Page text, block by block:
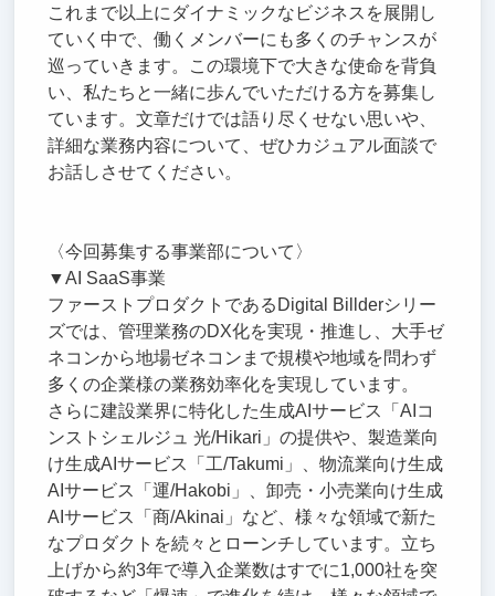
これまで以上にダイナミックなビジネスを展開し
ていく中で、働くメンバーにも多くのチャンスが
巡っていきます。この環境下で大きな使命を背負
い、私たちと一緒に歩んでいただける方を募集し
ています。文章だけでは語り尽くせない思いや、
詳細な業務内容について、ぜひカジュアル面談で
お話しさせてください。
〈今回募集する事業部について〉
▼AI SaaS事業
ファーストプロダクトであるDigital Billderシリー
ズでは、管理業務のDX化を実現・推進し、大手ゼ
ネコンから地場ゼネコンまで規模や地域を問わず
多くの企業様の業務効率化を実現しています。
さらに建設業界に特化した生成AIサービス「AIコ
ンストシェルジュ 光/Hikari」の提供や、製造業向
け生成AIサービス「工/Takumi」、物流業向け生成
AIサービス「運/Hakobi」、卸売・小売業向け生成
AIサービス「商/Akinai」など、様々な領域で新た
なプロダクトを続々とローンチしています。立ち
上げから約3年で導入企業数はすでに1,000社を突